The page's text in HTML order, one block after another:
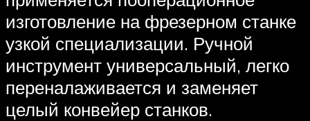
изготовление на фрезерном станке
узкой специализации. Ручной
инструмент универсальный, легко
переналаживается и заменяет
целый конвейер станков.